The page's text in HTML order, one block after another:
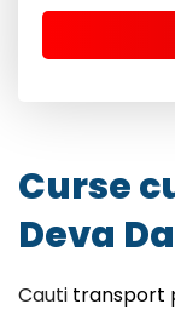
Curse
Deva
Cauti transport